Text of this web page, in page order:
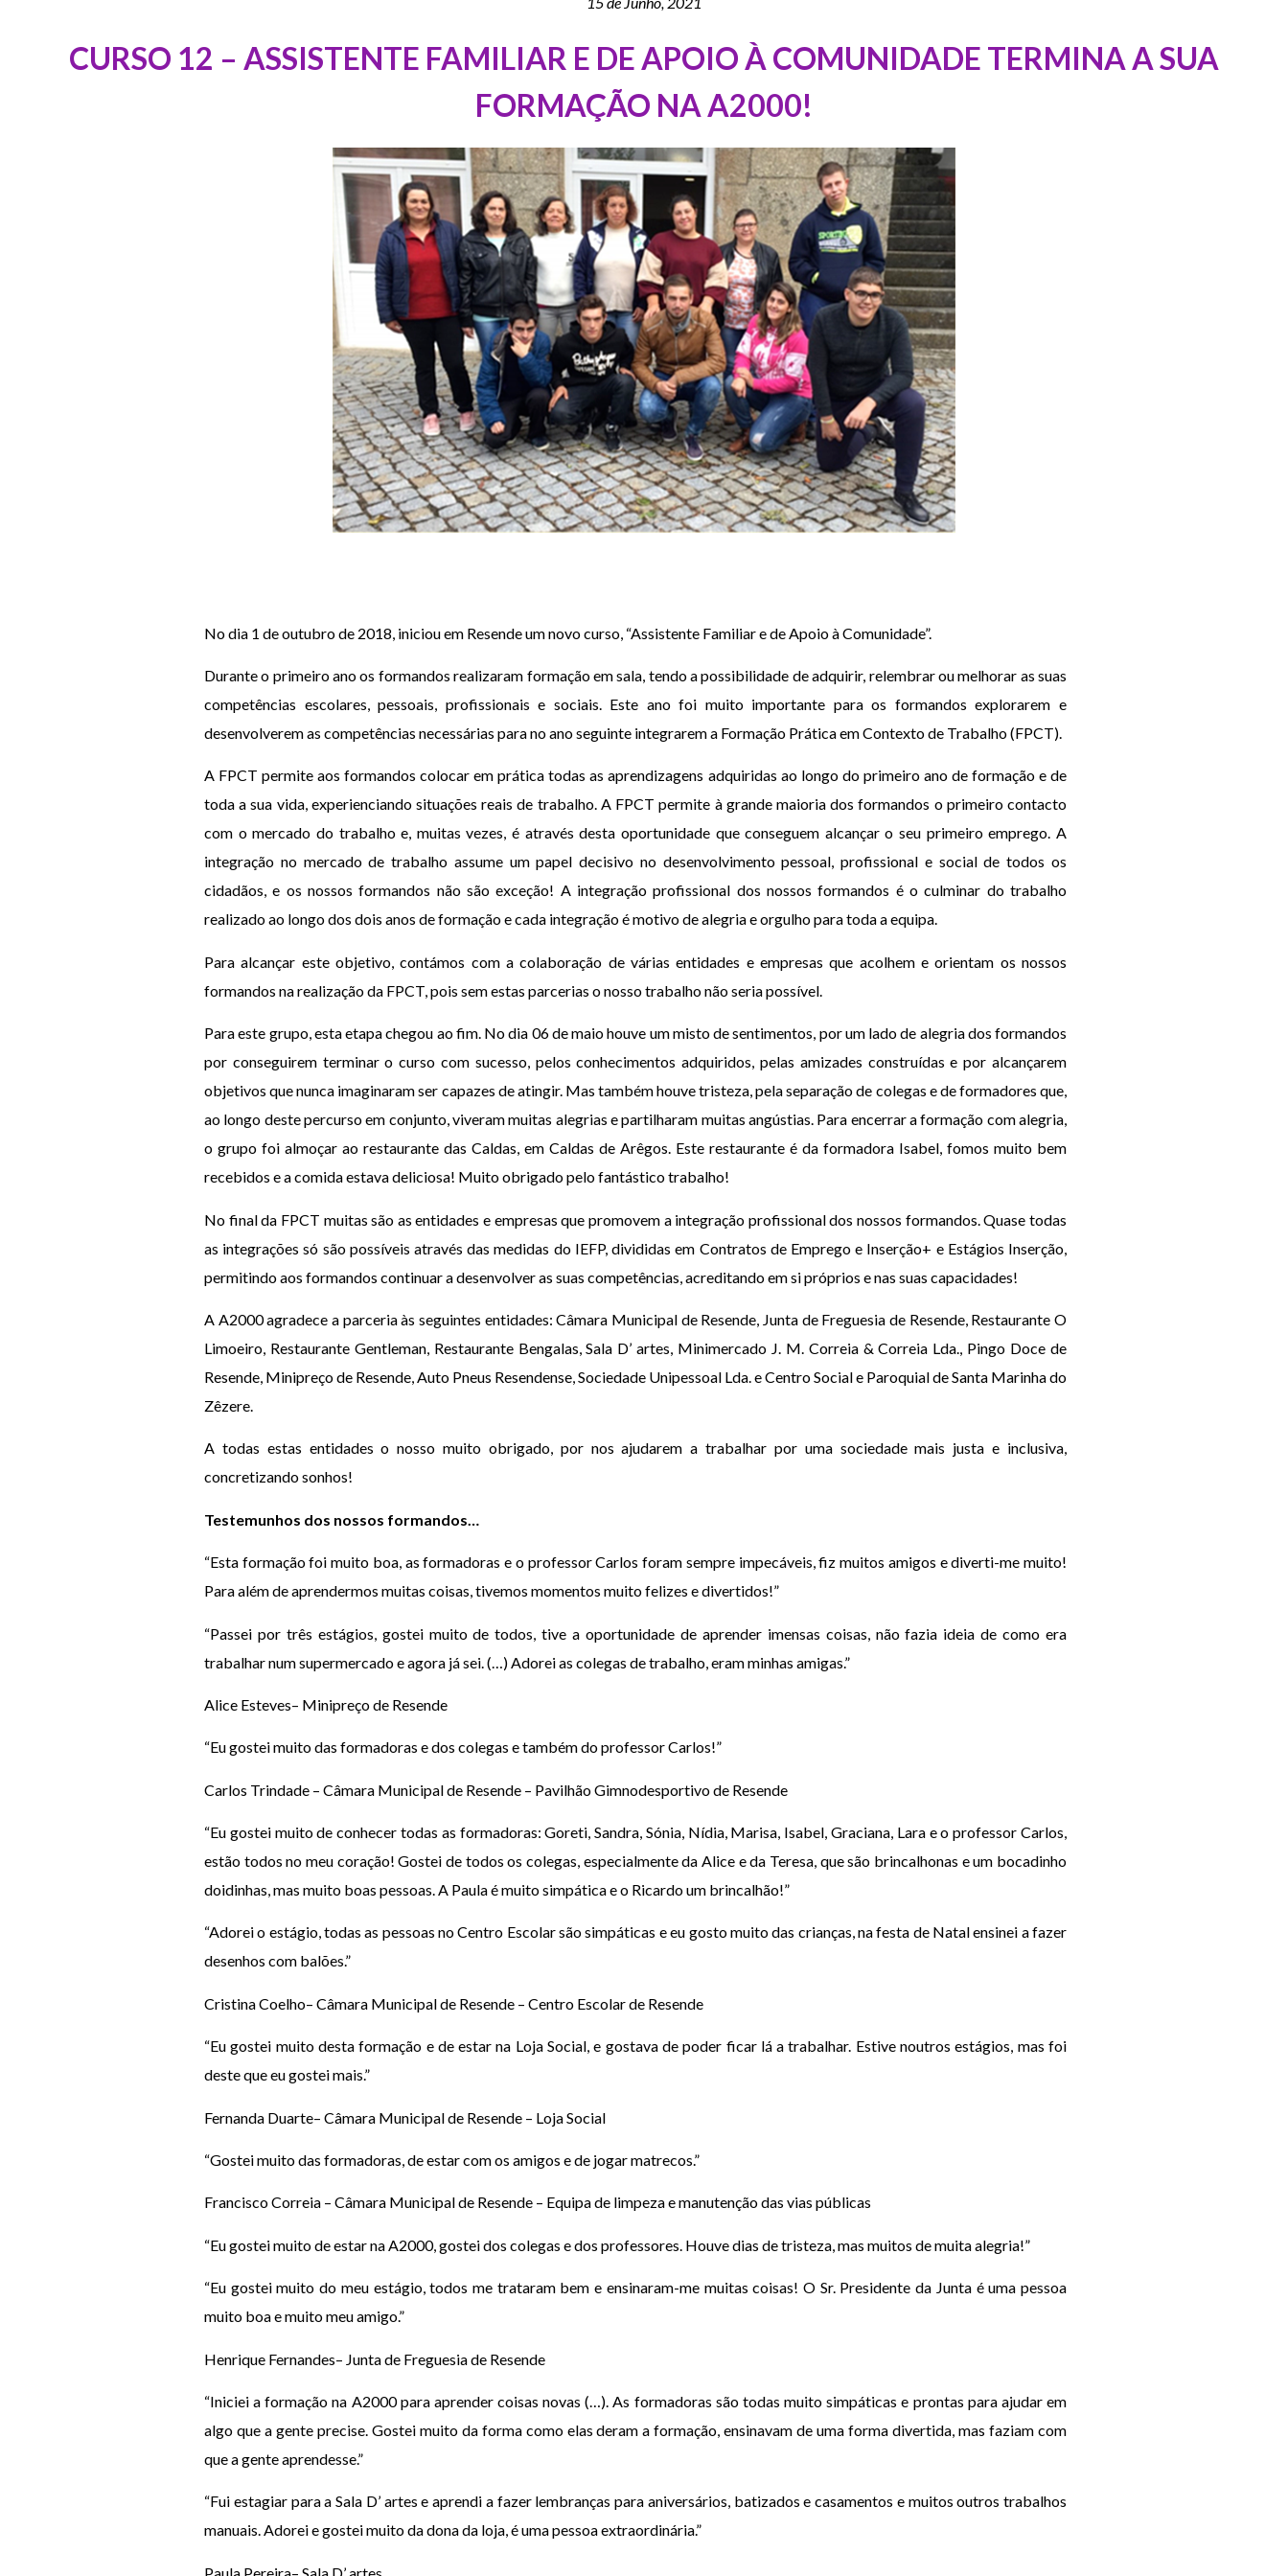
CURSO 12 – ASSISTENTE FAMILIAR E DE APOIO À COMUNIDADE TERMINA A SUA
FORMAÇÃO NA A2000!
No dia 1 de outubro de 2018, iniciou em Resende um novo curso, “Assistente Familiar e de Apoio à Comunidade”.
Durante o primeiro ano os formandos realizaram formação em sala, tendo a possibilidade de adquirir, relembrar ou melhorar as suas
competências escolares, pessoais, profissionais e sociais. Este ano foi muito importante para os formandos explorarem e
desenvolverem as competências necessárias para no ano seguinte integrarem a Formação Prática em Contexto de Trabalho (FPCT).
A FPCT permite aos formandos colocar em prática todas as aprendizagens adquiridas ao longo do primeiro ano de formação e de
toda a sua vida, experienciando situações reais de trabalho. A FPCT permite à grande maioria dos formandos o primeiro contacto
com o mercado do trabalho e, muitas vezes, é através desta oportunidade que conseguem alcançar o seu primeiro emprego. A
integração no mercado de trabalho assume um papel decisivo no desenvolvimento pessoal, profissional e social de todos os
cidadãos, e os nossos formandos não são exceção! A integração profissional dos nossos formandos é o culminar do trabalho
realizado ao longo dos dois anos de formação e cada integração é motivo de alegria e orgulho para toda a equipa.
Para alcançar este objetivo, contámos com a colaboração de várias entidades e empresas que acolhem e orientam os nossos
formandos na realização da FPCT, pois sem estas parcerias o nosso trabalho não seria possível.
Para este grupo, esta etapa chegou ao fim. No dia 06 de maio houve um misto de sentimentos, por um lado de alegria dos formandos
por conseguirem terminar o curso com sucesso, pelos conhecimentos adquiridos, pelas amizades construídas e por alcançarem
objetivos que nunca imaginaram ser capazes de atingir. Mas também houve tristeza, pela separação de colegas e de formadores que,
ao longo deste percurso em conjunto, viveram muitas alegrias e partilharam muitas angústias. Para encerrar a formação com alegria,
o grupo foi almoçar ao restaurante das Caldas, em Caldas de Arêgos. Este restaurante é da formadora Isabel, fomos muito bem
recebidos e a comida estava deliciosa! Muito obrigado pelo fantástico trabalho!
No final da FPCT muitas são as entidades e empresas que promovem a integração profissional dos nossos formandos. Quase todas
as integrações só são possíveis através das medidas do IEFP, divididas em Contratos de Emprego e Inserção+ e Estágios Inserção,
permitindo aos formandos continuar a desenvolver as suas competências, acreditando em si próprios e nas suas capacidades!
A A2000 agradece a parceria às seguintes entidades: Câmara Municipal de Resende, Junta de Freguesia de Resende, Restaurante O
Limoeiro, Restaurante Gentleman, Restaurante Bengalas, Sala D’ artes, Minimercado J. M. Correia & Correia Lda., Pingo Doce de
Resende, Minipreço de Resende, Auto Pneus Resendense, Sociedade Unipessoal Lda. e Centro Social e Paroquial de Santa Marinha do
Zêzere.
A todas estas entidades o nosso muito obrigado, por nos ajudarem a trabalhar por uma sociedade mais justa e inclusiva,
concretizando sonhos!
Testemunhos dos nossos formandos…
“Esta formação foi muito boa, as formadoras e o professor Carlos foram sempre impecáveis, fiz muitos amigos e diverti-me muito!
Para além de aprendermos muitas coisas, tivemos momentos muito felizes e divertidos!”
“Passei por três estágios, gostei muito de todos, tive a oportunidade de aprender imensas coisas, não fazia ideia de como era
trabalhar num supermercado e agora já sei. (…) Adorei as colegas de trabalho, eram minhas amigas.”
Alice Esteves– Minipreço de Resende
“Eu gostei muito das formadoras e dos colegas e também do professor Carlos!”
Carlos Trindade – Câmara Municipal de Resende – Pavilhão Gimnodesportivo de Resende
“Eu gostei muito de conhecer todas as formadoras: Goreti, Sandra, Sónia, Nídia, Marisa, Isabel, Graciana, Lara e o professor Carlos,
estão todos no meu coração! Gostei de todos os colegas, especialmente da Alice e da Teresa, que são brincalhonas e um bocadinho
doidinhas, mas muito boas pessoas. A Paula é muito simpática e o Ricardo um brincalhão!”
“Adorei o estágio, todas as pessoas no Centro Escolar são simpáticas e eu gosto muito das crianças, na festa de Natal ensinei a fazer
desenhos com balões.”
Cristina Coelho– Câmara Municipal de Resende – Centro Escolar de Resende
“Eu gostei muito desta formação e de estar na Loja Social, e gostava de poder ficar lá a trabalhar. Estive noutros estágios, mas foi
deste que eu gostei mais.”
Fernanda Duarte– Câmara Municipal de Resende – Loja Social
“Gostei muito das formadoras, de estar com os amigos e de jogar matrecos.”
Francisco Correia – Câmara Municipal de Resende – Equipa de limpeza e manutenção das vias públicas
“Eu gostei muito de estar na A2000, gostei dos colegas e dos professores. Houve dias de tristeza, mas muitos de muita alegria!”
“Eu gostei muito do meu estágio, todos me trataram bem e ensinaram-me muitas coisas! O Sr. Presidente da Junta é uma pessoa
muito boa e muito meu amigo.”
Henrique Fernandes– Junta de Freguesia de Resende
“Iniciei a formação na A2000 para aprender coisas novas (…). As formadoras são todas muito simpáticas e prontas para ajudar em
algo que a gente precise. Gostei muito da forma como elas deram a formação, ensinavam de uma forma divertida, mas faziam com
que a gente aprendesse.”
“Fui estagiar para a Sala D’ artes e aprendi a fazer lembranças para aniversários, batizados e casamentos e muitos outros trabalhos
manuais. Adorei e gostei muito da dona da loja, é uma pessoa extraordinária.”